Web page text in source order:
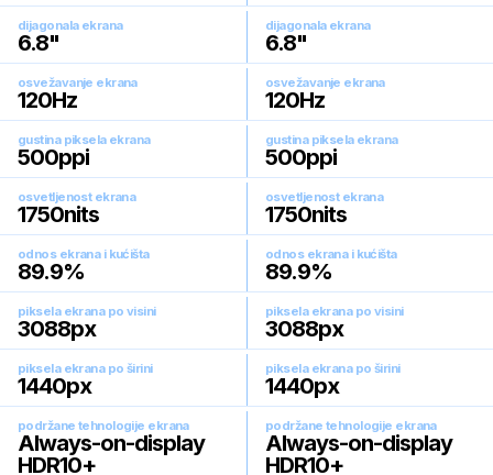
dijagonala ekrana
6.8"
dijagonala ekrana
6.8"
osvežavanje ekrana
120Hz
osvežavanje ekrana
120Hz
gustina piksela ekrana
500ppi
gustina piksela ekrana
500ppi
osvetljenost ekrana
1750nits
osvetljenost ekrana
1750nits
odnos ekrana i kućišta
89.9%
odnos ekrana i kućišta
89.9%
piksela ekrana po visini
3088px
piksela ekrana po visini
3088px
piksela ekrana po širini
1440px
piksela ekrana po širini
1440px
podržane tehnologije ekrana
Always-on-display
HDR10+
podržane tehnologije ekrana
Always-on-display
HDR10+